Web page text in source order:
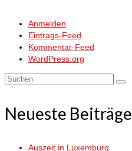
Anmelden
Eintrags-Feed
Kommentar-Feed
WordPress.org
Suchen
Neueste Beiträge
Auszeit in Luxemburg